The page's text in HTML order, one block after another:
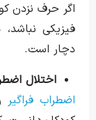
اگر حرف نزدن
فیزیکی
دچار است.
اختلال
اضطراب فراگیر